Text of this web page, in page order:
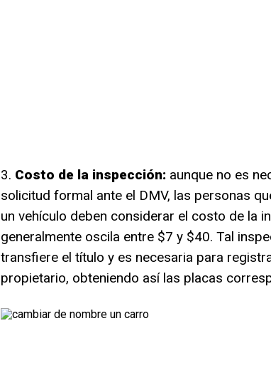
3. Costo de la inspección: aunque no es
solicitud formal ante el DMV, las personas
un vehículo deben considerar el costo de la
generalmente oscila entre $7 y $40. Tal
transfiere el título y es necesaria para
propietario, obteniendo así las placas